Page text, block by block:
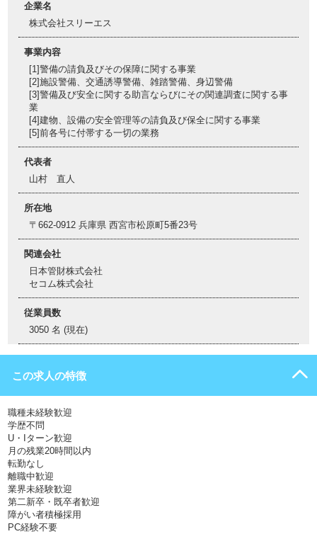
企業名
株式会社スリーエス
事業内容
[1]警備の請負及びその保障に関する事業
[2]施設警備、交通誘導警備、雑踏警備、身辺警備
[3]警備及び安全に関する助言ならびにその関連調査に関する事
業
[4]建物、設備の安全管理等の請負及び保全に関する事業
[5]前各号に付帯する一切の業務
代表者
山村 直人
所在地
〒662-0912 兵庫県 西宮市松原町5番23号
関連会社
日本管財株式会社
セコム株式会社
従業員数
3050 名 (現在)
この求人の特徴
職種未経験歓迎
学歴不問
U・Iターン歓迎
月の残業20時間以内
転勤なし
離職中歓迎
業界未経験歓迎
第二新卒・既卒者歓迎
障がい者積極採用
PC経験不要